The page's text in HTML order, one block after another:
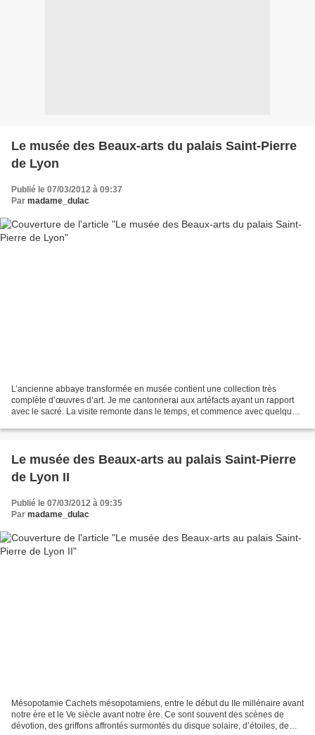
Le musée des Beaux-arts du palais Saint-Pierre
de Lyon
Publié le 07/03/2012 à 09:37
Par madame_dulac
L’ancienne abbaye transformée en musée contient une collection très
complète d’œuvres d’art. Je me cantonnerai aux artéfacts ayant un rapport
avec le sacré. La visite remonte dans le temps, et commence avec quelques
Le musée des Beaux-arts au palais Saint-Pierre
de Lyon II
Publié le 07/03/2012 à 09:35
Par madame_dulac
Mésopotamie Cachets mésopotamiens, entre le début du IIe millénaire avant
notre ère et le Ve siècle avant notre ère. Ce sont souvent des scènes de
dévotion, des griffons affrontés surmontés du disque solaire, d’étoiles, de